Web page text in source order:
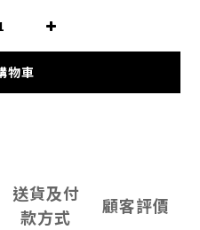
物車
送貨及付
款方式
顧客評價